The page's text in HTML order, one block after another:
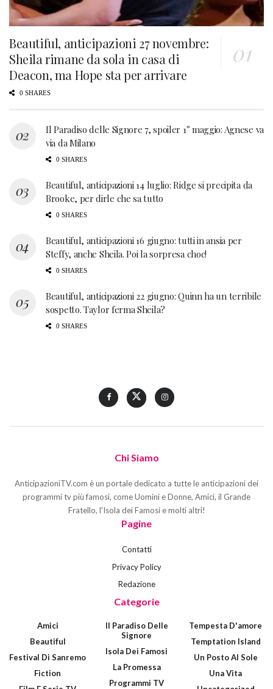
Beautiful, anticipazioni 27 novembre:
Sheila rimane da sola in casa di
Deacon, ma Hope sta per arrivare
0 SHARES
Il Paradiso delle Signore 7, spoiler 1° maggio: Agnese va
via da Milano
0 SHARES
Beautiful, anticipazioni 14 luglio: Ridge si precipita da
Brooke, per dirle che sa tutto
0 SHARES
Beautiful, anticipazioni 16 giugno: tutti in ansia per
Steffy, anche Sheila. Poi la sorpresa choc!
0 SHARES
Beautiful, anticipazioni 22 giugno: Quinn ha un terribile
sospetto. Taylor ferma Sheila?
0 SHARES
Chi Siamo
AnticipazioniTV.com è un portale dedicato a tutte le anticipazioni dei
programmi tv più famosi, come Uomini e Donne, Amici, il Grande
Fratello, l'Isola dei Famosi e molti altri!
Pagine
Contatti
Privacy Policy
Redazione
Categorie
Amici
Beautiful
Festival Di Sanremo
Fiction
Il Paradiso Delle
Signore
Isola Dei Famosi
La Promessa
Programmi TV
Tempesta D'amore
Temptation Island
Un Posto Al Sole
Una Vita